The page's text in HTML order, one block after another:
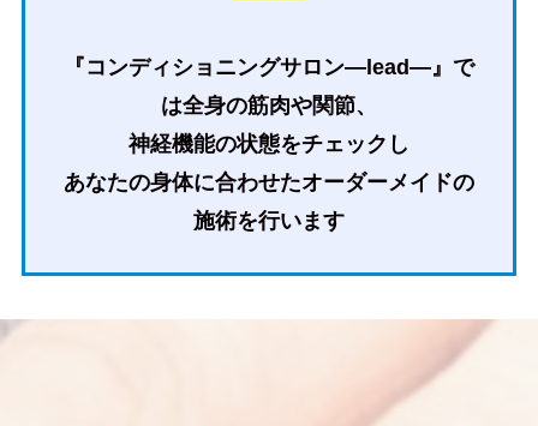
『コンディショニングサロン—lead—』で
は全身の筋肉や関節、
神経機能の状態をチェックし
あなたの身体に合わせたオーダーメイドの
施術を行います